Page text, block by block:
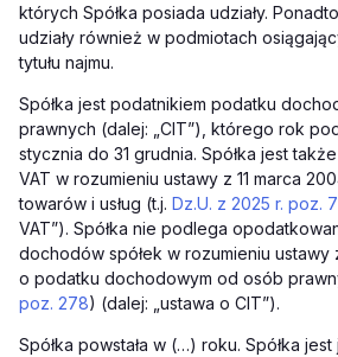
których Spółka posiada udziały.
udziały również w podmiotach
tytułu najmu.
Spółka jest podatnikiem podatku
prawnych (dalej: „CIT”), którego rok
stycznia do 31 grudnia. Spółka jest
VAT w rozumieniu ustawy z 11 marca
towarów i usług (t.j. Dz.U. z 2025 r. poz.
VAT”). Spółka nie podlega
dochodów spółek w rozumieniu ustawy
o podatku dochodowym od osób
poz. 278) (dalej: „ustawa o CIT”).
Spółka powstała w (…) roku. Spółka